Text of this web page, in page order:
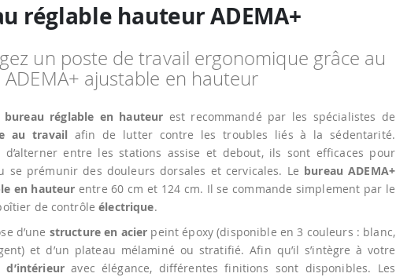
réglable hauteur ADEMA+
un poste de travail ergonomique grâce au
ajustable en hauteur
bureau réglable en hauteur est recommandé par les spécialistes de
au travail afin de lutter contre les troubles liés à la sédentarité.
d’alterner entre les stations assise et debout, ils sont efficaces pour
se prémunir des douleurs dorsales et cervicales. Le bureau ADEMA+
en hauteur entre 60 cm et 124 cm. Il se commande simplement par le
de contrôleélectrique.
d’une structure en acier peint époxy (disponible en 3 couleurs : blanc,
et d’un plateau mélaminé ou stratifié. Afin qu’il s’intègre à votre
d’intérieur avec élégance, différentes finitions sont disponibles. Les